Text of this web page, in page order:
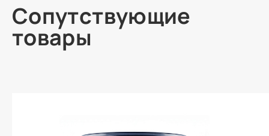
Сопутствующие
товары